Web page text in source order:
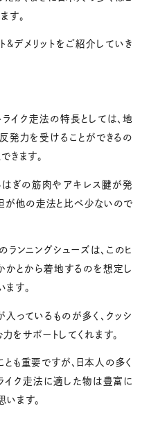
す。
&デメリットをご紹介していき
イク走法の特長としては、地
発力を受けることができるの
きます。
ぎの筋肉やアキレス腱が発
が他の走法と比べ少ないので
ランニングシューズは、このヒ
かとから着地するのを想定し
す。
っているものが多く、クッシ
をサポートしてくれます。
も重要ですが、日本人の多く
イク走法に適した物は豊富に
ます。